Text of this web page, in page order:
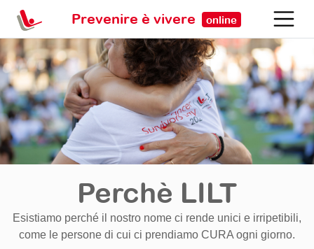
Prevenire è vivere online
Perchè LILT
Esistiamo perché il nostro nome ci rende unici e irripetibili,
come le persone di cui ci prendiamo CURA ogni giorno.